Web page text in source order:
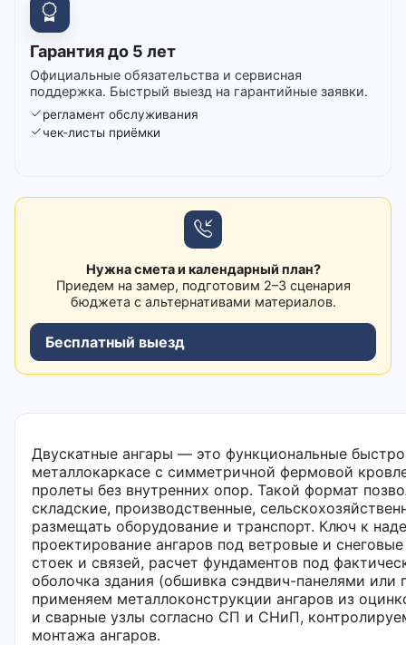
Гарантия до 5 лет
Официальные обязательства и сервисная
поддержка. Быстрый выезд на гарантийные заявки.
регламент обслуживания
чек-листы приёмки
Нужна смета и календарный план?
Приедем на замер, подготовим 2–3 сценария
бюджета с альтернативами материалов.
Бесплатный выезд
Двускатные ангары — это функциональные
металлокаркасе с симметричной фермовой
пролеты без внутренних опор. Такой формат
складские, производственные,
размещать оборудование и транспорт. Ключ к
проектирование ангаров под ветровые и
стоек и связей, расчет фундаментов под
оболочка здания (обшивка сэндвич-панелями
применяем металлоконструкции ангаров из
и сварные узлы согласно СП и СНиП,
монтажа ангаров.